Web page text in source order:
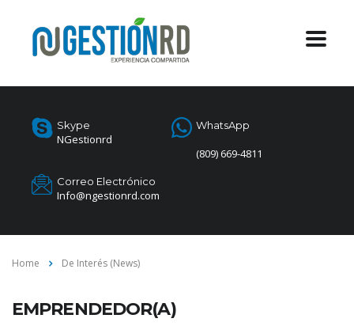
Skype
NGestionrd
WhatsApp
(809) 669-4811
Correo Electrónico
Info@ngestionrd.com
Home De Interés (News)
EMPRENDEDOR(A)